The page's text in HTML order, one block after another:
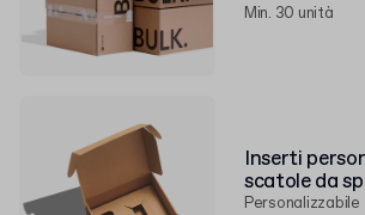
Min. 30 unità
Inserti
scatole da
Personalizzabile